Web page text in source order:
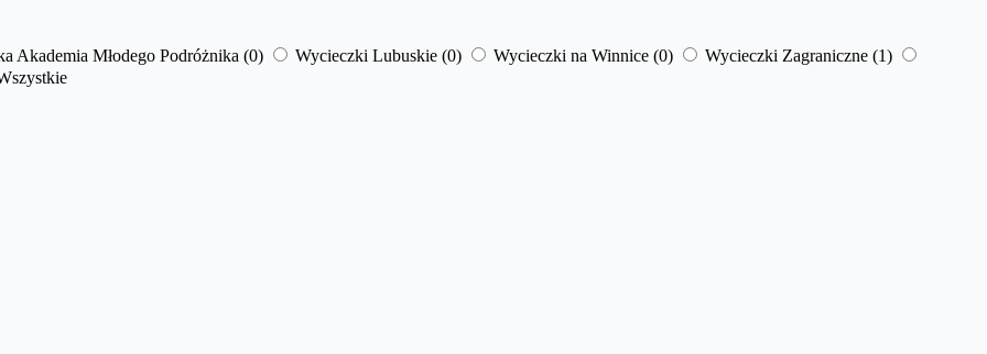
Akademia Młodego Podróżnika (0) Wycieczki Lubuskie (0) Wycieczki na Winnice (0) Wycieczki Zagraniczne (1)